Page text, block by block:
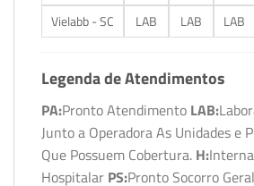
Vielabb - SC LAB LAB LAB
Legenda de Atendimentos
PA:Pronto Atendimento LAB:
Junto a Operadora As Unidades e
Que Possuem Cobertura. H:
Hospitalar PS:Pronto Socorro Geral